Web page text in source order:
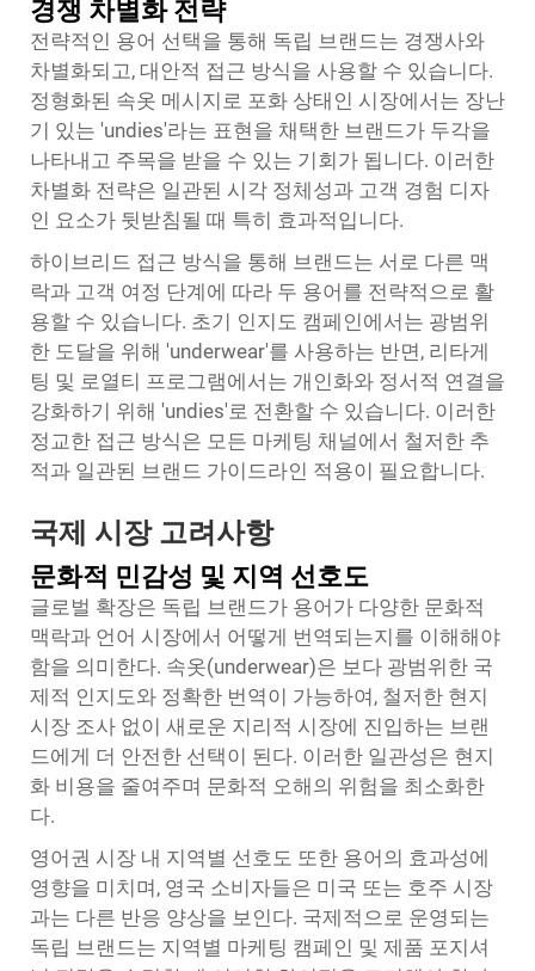
경쟁 차별화 전략
전략적인 용어 선택을 통해 독립 브랜드는 경쟁사와
차별화되고, 대안적 접근 방식을 사용할 수 있습니다.
정형화된 속옷 메시지로 포화 상태인 시장에서는 장난
기 있는 'undies'라는 표현을 채택한 브랜드가 두각을
나타내고 주목을 받을 수 있는 기회가 됩니다. 이러한
차별화 전략은 일관된 시각 정체성과 고객 경험 디자
인 요소가 뒷받침될 때 특히 효과적입니다.
하이브리드 접근 방식을 통해 브랜드는 서로 다른 맥
락과 고객 여정 단계에 따라 두 용어를 전략적으로 활
용할 수 있습니다. 초기 인지도 캠페인에서는 광범위
한 도달을 위해 'underwear'를 사용하는 반면, 리타게
팅 및 로열티 프로그램에서는 개인화와 정서적 연결을
강화하기 위해 'undies'로 전환할 수 있습니다. 이러한
정교한 접근 방식은 모든 마케팅 채널에서 철저한 추
적과 일관된 브랜드 가이드라인 적용이 필요합니다.
국제 시장 고려사항
문화적 민감성 및 지역 선호도
글로벌 확장은 독립 브랜드가 용어가 다양한 문화적
맥락과 언어 시장에서 어떻게 번역되는지를 이해해야
함을 의미한다. 속옷(underwear)은 보다 광범위한 국
제적 인지도와 정확한 번역이 가능하여, 철저한 현지
시장 조사 없이 새로운 지리적 시장에 진입하는 브랜
드에게 더 안전한 선택이 된다. 이러한 일관성은 현지
화 비용을 줄여주며 문화적 오해의 위험을 최소화한
다.
영어권 시장 내 지역별 선호도 또한 용어의 효과성에
영향을 미치며, 영국 소비자들은 미국 또는 호주 시장
과는 다른 반응 양상을 보인다. 국제적으로 운영되는
독립 브랜드는 지역별 마케팅 캠페인 및 제품 포지셔